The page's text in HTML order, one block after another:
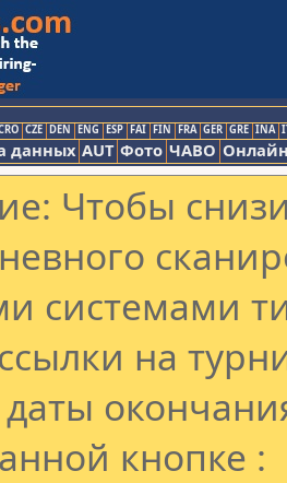
CZE DEN ENG ESP FAI FIN FRA GER GRE INA
данных AUT Фото ЧАВО
Чтобы
системами
на
кнопке :